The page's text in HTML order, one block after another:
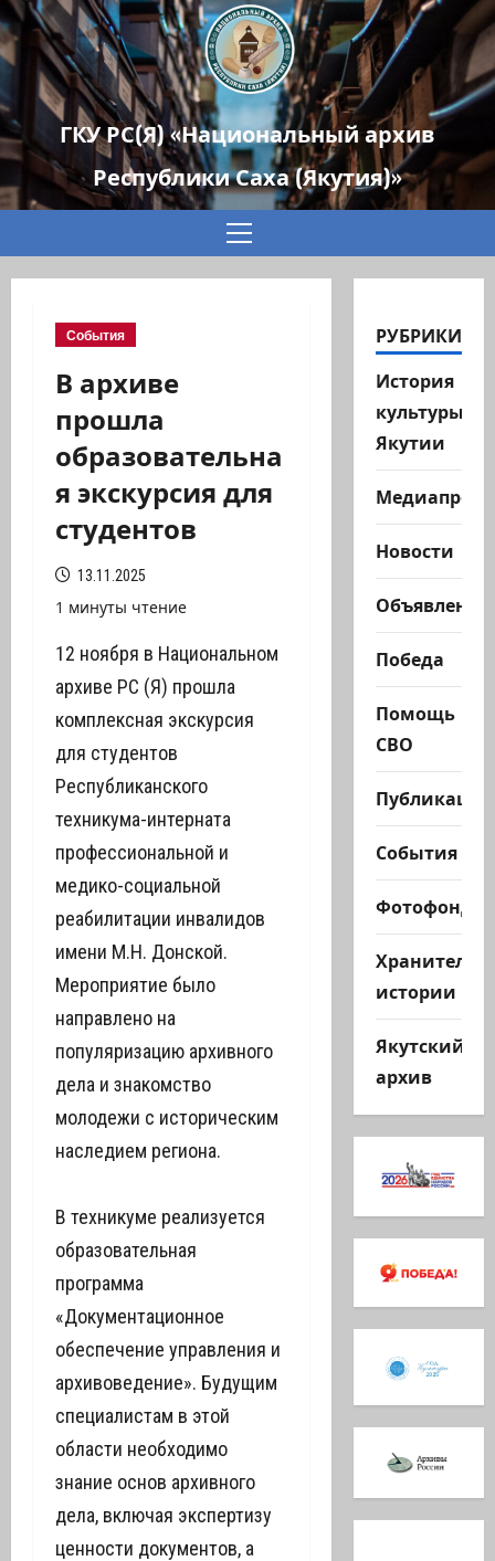
ГКУ РС(Я) «Национальный архив
Республики Саха (Якутия)»
Основное
События
В архиве
прошла
образовательна
я экскурсия для
студентов
13.11.2025
1 минуты чтение
12 ноября в Национальном
архиве РС (Я) прошла
комплексная экскурсия
для студентов
Республиканского
техникума-интерната
профессиональной и
медико-социальной
реабилитации инвалидов
имени М.Н. Донской.
Мероприятие было
направлено на
популяризацию архивного
дела и знакомство
молодежи с историческим
наследием региона.
В техникуме реализуется
образовательная
программа
«Документационное
обеспечение управления и
архивоведение». Будущим
специалистам в этой
области необходимо
знание основ архивного
дела, включая экспертизу
ценности документов, а
РУБРИКИ
История
культуры
Якутии
Новости
Объявления
Победа
Помощь
СВО
Публикации
События
Фотофонд
Хранители
истории
Якутский
архив